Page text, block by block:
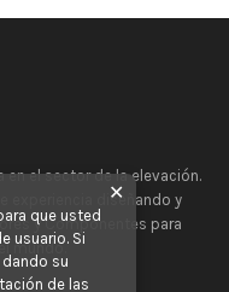
el sector de la elevación.
experiencia diseñando y
y Componentes para
mundo.
✕
que usted
usuario. Si
su
de las